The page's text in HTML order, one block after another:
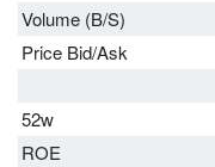
Volume (B/S)
Price Bid/Ask
52w
ROE